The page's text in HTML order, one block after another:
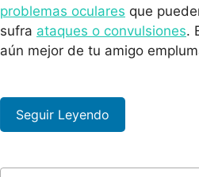
problemas oculares que
sufra ataques o convulsiones.
aún mejor de tu amigo
Seguir Leyendo